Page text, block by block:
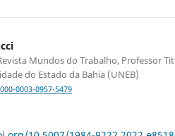
Mundos do Trabalho, Professor
do Estado da Bahia (UNEB)
0003-0957-5479